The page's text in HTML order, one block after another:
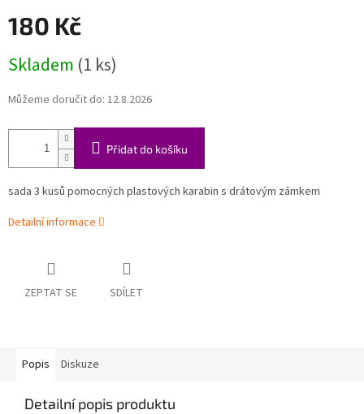
180 Kč
cena:
Skladem (1 ks)
Můžeme doručit do: 12.8.2026
Přidat do košíku
sada 3 kusů pomocných plastových karabin s drátovým zámkem
Detailní informace
ZEPTAT SE SDÍLET
Popis Diskuze
Detailní popis produktu